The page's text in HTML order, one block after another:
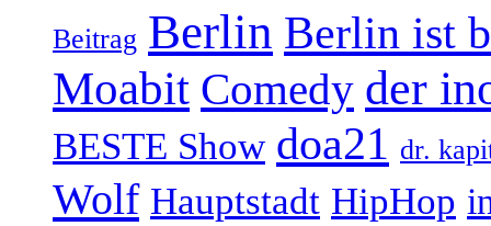
Beitrag Berlin Berlin ist
Moabit Comedy der
BESTE Show doa21 dr.
Wolf Hauptstadt HipHop